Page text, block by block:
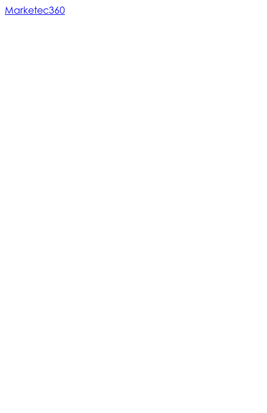
Marketec360